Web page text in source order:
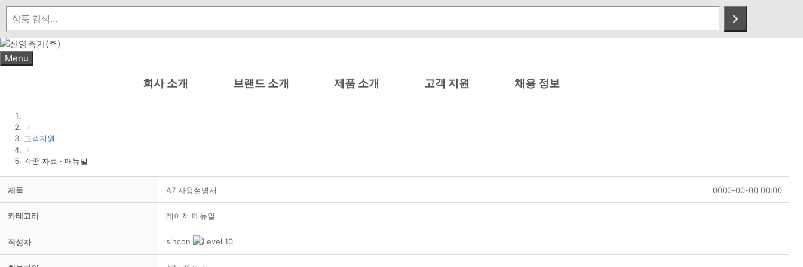
Skip
content
Menu
회사 소개 브랜드 소개 제품 소개 고객 지원 채용 정보
>
고객지원
>
각종 자료 · 매뉴얼
제목 A7 사용설명서 0000-00-00 00:00
카테고리 레이저 메뉴얼
작성자 sincon